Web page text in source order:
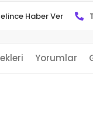
Haber Ver
Yorumlar